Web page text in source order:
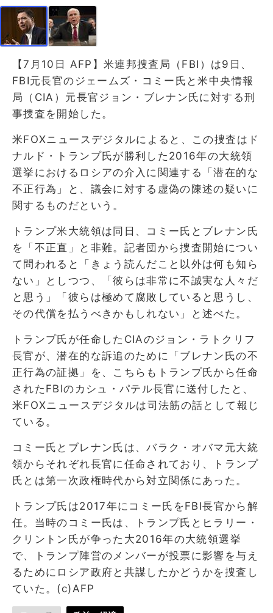
【7月10日 AFP】米連邦捜査局（FBI）は9日、
FBI元長官のジェームズ・コミー氏と米中央情報
局（CIA）元長官ジョン・ブレナン氏に対する刑
事捜査を開始した。
米FOXニュースデジタルによると、この捜査はド
ナルド・トランプ氏が勝利した2016年の大統領
選挙におけるロシアの介入に関連する「潜在的な
不正行為」と、議会に対する虚偽の陳述の疑いに
関するものだという。
トランプ米大統領は同日、コミー氏とブレナン氏
を「不正直」と非難。記者団から捜査開始につい
て問われると「きょう読んだこと以外は何も知ら
ない」としつつ、「彼らは非常に不誠実な人々だ
と思う」「彼らは極めて腐敗していると思うし、
その代償を払うべきかもしれない」と述べた。
トランプ氏が任命したCIAのジョン・ラトクリフ
長官が、潜在的な訴追のために「ブレナン氏の不
正行為の証拠」を、こちらもトランプ氏から任命
されたFBIのカシュ・パテル長官に送付したと、
米FOXニュースデジタルは司法筋の話として報じ
ている。
コミー氏とブレナン氏は、バラク・オバマ元大統
領からそれぞれ長官に任命されており、トランプ
氏とは第一次政権時代から対立関係にあった。
トランプ氏は2017年にコミー氏をFBI長官から解
任。当時のコミー氏は、トランプ氏とヒラリー・
クリントン氏が争った大2016年の大統領選挙
で、トランプ陣営のメンバーが投票に影響を与え
るためにロシア政府と共謀したかどうかを捜査し
ていた。(c)AFP